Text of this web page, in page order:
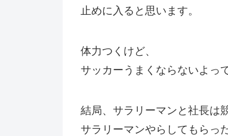
止めに入ると思います。
体力つくけど、
サッカーうまくならないよっ
結局、サラリーマンと社長は
サラリーマンやらしてもらっ